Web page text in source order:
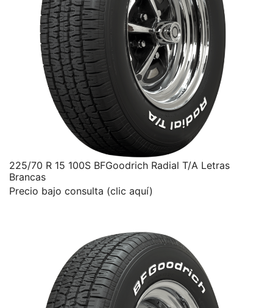
225/70 R 15 100S BFGoodrich Radial T/A Letras
Brancas
Precio bajo consulta (clic aquí)